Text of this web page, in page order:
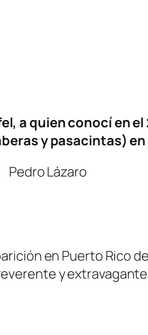
a quien conocí en
y pasacintas)
Pedro Lázaro
en Puerto Rico
y extravagante